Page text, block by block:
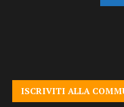
ISCRIVITI ALLA